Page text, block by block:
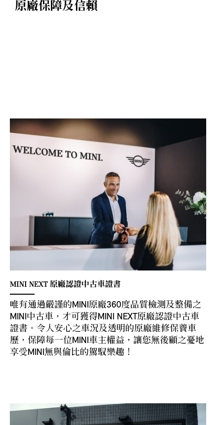
原廠保障及信賴
E
A
S
E
MINI NEXT 原廠認證中古車證書
唯有通過嚴謹的MINI原廠360度品質檢測及整備之
MINI中古車，才可獲得MINI NEXT原廠認證中古車
證書。令人安心之車況及透明的原廠維修保養車
歷，保障每一位MINI車主權益，讓您無後顧之憂地
享受MINI無與倫比的駕馭樂趣！